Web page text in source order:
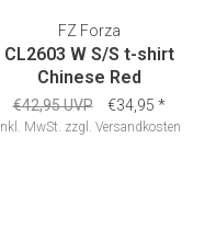
FZ Forza
CL2603 W S/S t-shirt
Chinese Red
€42,95 UVP €34,95 *
Inkl. MwSt. zzgl. Versandkosten